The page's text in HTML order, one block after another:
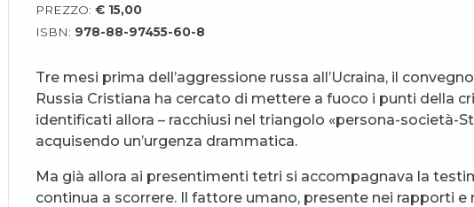
PREZZO: € 15,00
ISBN: 978-88-97455-60-8
Tre mesi prima dell’aggressione russa all’Ucraina, il
Russia Cristiana ha cercato di mettere a fuoco i punti della
identificati allora – racchiusi nel triangolo «persona-società-
acquisendo un’urgenza drammatica.
Ma già allora ai presentimenti tetri si accompagnava la
continua a scorrere. Il fattore umano, presente nei rapporti